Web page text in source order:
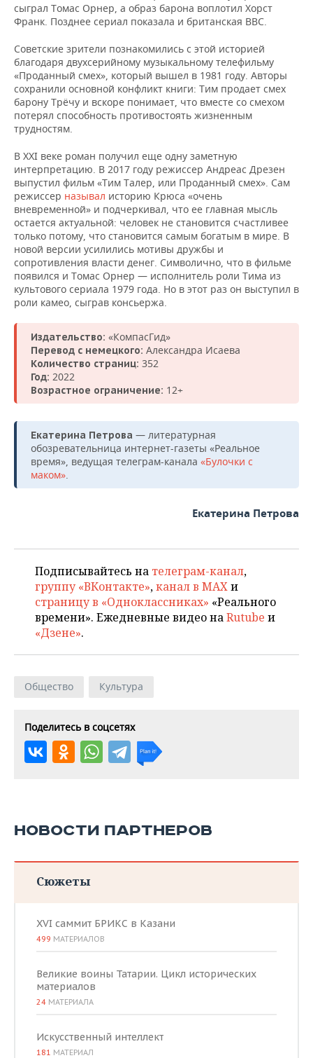
сыграл Томас Орнер, а образ барона воплотил Хорст
Франк. Позднее сериал показала и британская BBC.
Советские зрители познакомились с этой историей
благодаря двухсерийному музыкальному телефильму
«Проданный смех», который вышел в 1981 году. Авторы
сохранили основной конфликт книги: Тим продает смех
барону Трёчу и вскоре понимает, что вместе со смехом
потерял способность противостоять жизненным
трудностям.
В XXI веке роман получил еще одну заметную
интерпретацию. В 2017 году режиссер Андреас Дрезен
выпустил фильм «Тим Талер, или Проданный смех». Сам
режиссер называл историю Крюса «очень
вневременной» и подчеркивал, что ее главная мысль
остается актуальной: человек не становится счастливее
только потому, что становится самым богатым в мире. В
новой версии усилились мотивы дружбы и
сопротивления власти денег. Символично, что в фильме
появился и Томас Орнер — исполнитель роли Тима из
культового сериала 1979 года. Но в этот раз он выступил в
роли камео, сыграв консьержа.
Издательство: «КомпасГид»
Перевод с немецкого: Александра Исаева
Количество страниц: 352
Год: 2022
Возрастное ограничение: 12+
Екатерина Петрова — литературная
обозревательница интернет-газеты «Реальное
время», ведущая телеграм-канала «Булочки с
маком»
Екатерина Петрова
Подписывайтесь на телеграм-канал,
группу «ВКонтакте»,канал в MAXи
страницу в «Одноклассниках» «Реального
времени». Ежедневные видео наRutube и
«Дзене».
Общество Культура
Поделитесь в соцсетях
НОВОСТИ ПАРТНЕРОВ
Сюжеты
XVI саммит БРИКС в Казани
499 МАТЕРИАЛОВ
Великие воины Татарии. Цикл исторических
материалов
24 МАТЕРИАЛА
Искусственный интеллект
181 МАТЕРИАЛ